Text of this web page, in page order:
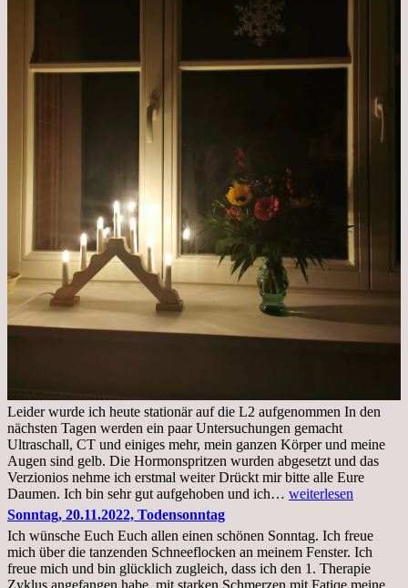
Leider wurde ich heute stationär auf die L2 aufgenommen In den
nächsten Tagen werden ein paar Untersuchungen gemacht
Ultraschall, CT und einiges mehr, mein ganzen Körper und meine
Augen sind gelb. Die Hormonspritzen wurden abgesetzt und das
Verzionios nehme ich erstmal weiter Drückt mir bitte alle Eure
Daumen. Ich bin sehr gut aufgehoben und ich… Mittwoch.
Krankenhaus
stationär
weiterlesen
Sonntag, 20.11.2022, Todensonntag
Ich wünsche Euch Euch allen einen schönen Sonntag. Ich freue
mich über die tanzenden Schneeflocken an meinem Fenster. Ich
freue mich und bin glücklich zugleich, dass ich den 1. Therapie
Zyklus angefangen habe, mit starken Schmerzen mit Fatiqe meine